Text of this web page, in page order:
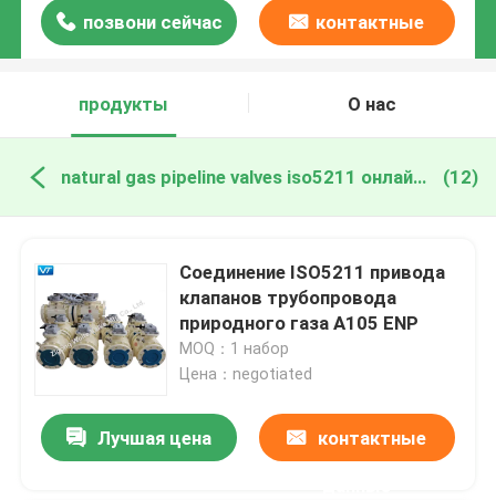
позвони сейчас контактные
продукты
О нас
natural gas pipeline valves iso5211 онлайн производство (12)
Соединение ISO5211 привода
клапанов трубопровода
природного газа A105 ENP
MOQ：1 набор
Цена：negotiated
Лучшая цена контактные